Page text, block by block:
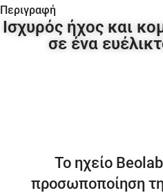
Περιγραφή
Ισχυρός ήχος και
σε ένα
Το ηχείο
προσωποποίηση